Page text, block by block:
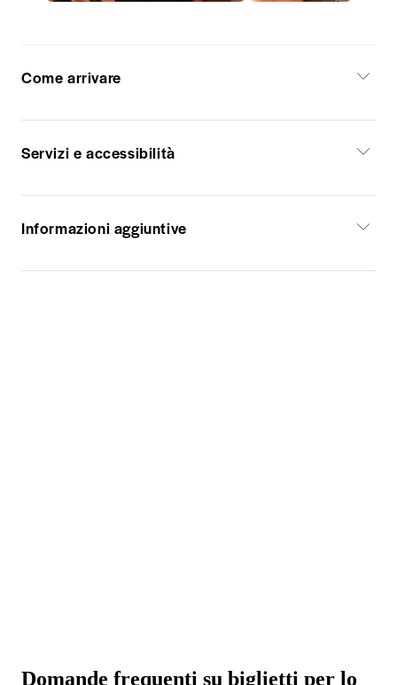
Come arrivare
Servizi e accessibilità
Informazioni aggiuntive
Domande frequenti su biglietti per lo